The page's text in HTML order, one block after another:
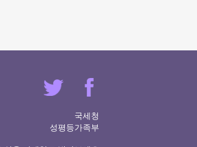
국세청
성평등가족부